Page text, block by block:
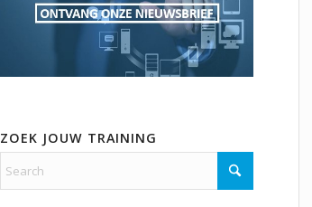
ZOEK JOUW TRAINING